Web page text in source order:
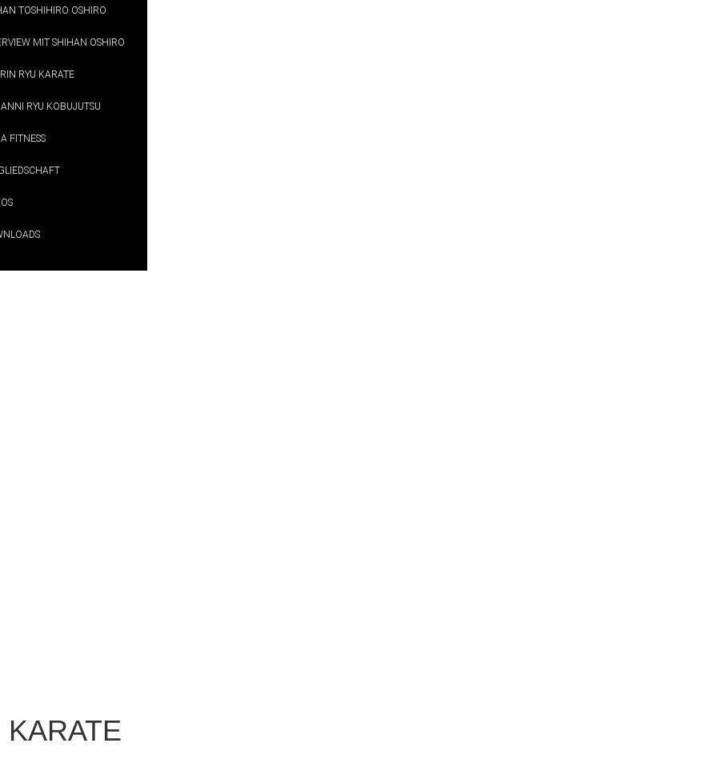
TOSHIHIRO OSHIRO
MIT SHIHAN OSHIRO
RYU KARATE
RYU KOBUJUTSU
FITNESS
KARATE